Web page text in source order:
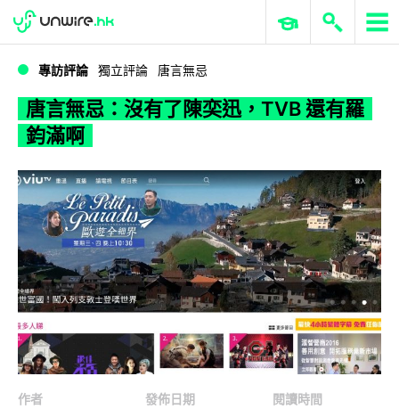
唐言無忌：沒有了陳奕迅，TVB 還有羅鈞滿啊
WWDC 2026 ERP 與商業 AI
專訪評論 獨立評論 唐言無忌
唐言無忌：沒有了陳奕迅，TVB 還有羅
鈞滿啊
作者
發佈日期
閱讀時間